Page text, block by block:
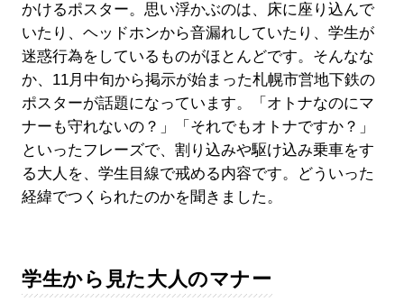
かけるポスター。思い浮かぶのは、床に座り込んで
いたり、ヘッドホンから音漏れしていたり、学生が
迷惑行為をしているものがほとんどです。そんなな
か、11月中旬から掲示が始まった札幌市営地下鉄の
ポスターが話題になっています。「オトナなのにマ
ナーも守れないの？」「それでもオトナですか？」
といったフレーズで、割り込みや駆け込み乗車をす
る大人を、学生目線で戒める内容です。どういった
経緯でつくられたのかを聞きました。
学生から見た大人のマナー